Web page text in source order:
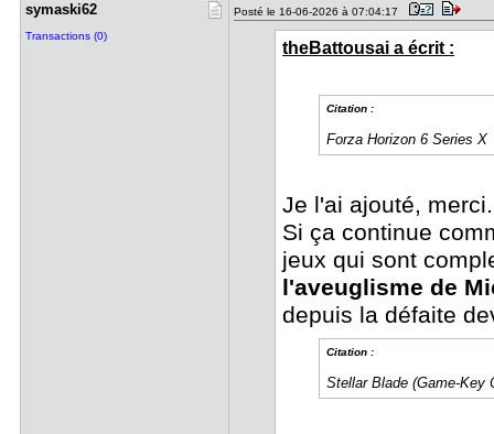
symaski62
Transactions (0)
Posté le 16-06-2026 à 07:04:17
theBattousai a écrit :
Citation :
Forza Horizon 6 Series X
Je l'ai ajouté, merci.
Si ça continue
jeux qui sont
l'aveuglisme de
depuis la défaite
Citation :
Stellar Blade (Game-Key